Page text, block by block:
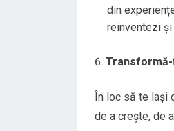
din
reinventezi și
În loc să te lași
de a crește, de